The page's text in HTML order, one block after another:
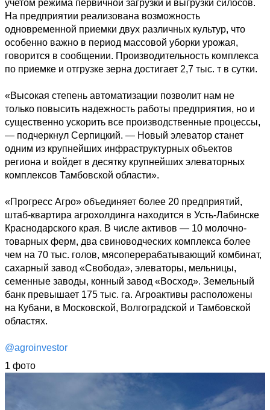
учетом режима первичной загрузки и выгрузки силосов.
На предприятии реализована возможность
одновременной приемки двух различных культур, что
особенно важно в период массовой уборки урожая,
говорится в сообщении. Производительность комплекса
по приемке и отгрузке зерна достигает 2,7 тыс. т в сутки.
«Высокая степень автоматизации позволит нам не
только повысить надежность работы предприятия, но и
существенно ускорить все производственные процессы,
— подчеркнул Серпицкий. — Новый элеватор станет
одним из крупнейших инфраструктурных объектов
региона и войдет в десятку крупнейших элеваторных
комплексов Тамбовской области».
«Прогресс Агро» объединяет более 20 предприятий,
штаб-квартира агрохолдинга находится в Усть-Лабинске
Краснодарского края. В числе активов — 10 молочно-
товарных ферм, два свиноводческих комплекса более
чем на 70 тыс. голов, мясоперерабатывающий комбинат,
сахарный завод «Свобода», элеваторы, мельницы,
семенные заводы, конный завод «Восход». Земельный
банк превышает 175 тыс. га. Агроактивы расположены
на Кубани, в Московской, Волгоградской и Тамбовской
областях.
@agroinvestor
1 фото